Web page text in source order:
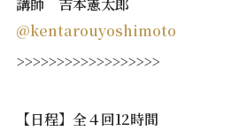
講師 吉本憲太郎
@kentarouyoshimoto
>>>>>>>>>>>>>>>>>>
【日程】全４回12時間